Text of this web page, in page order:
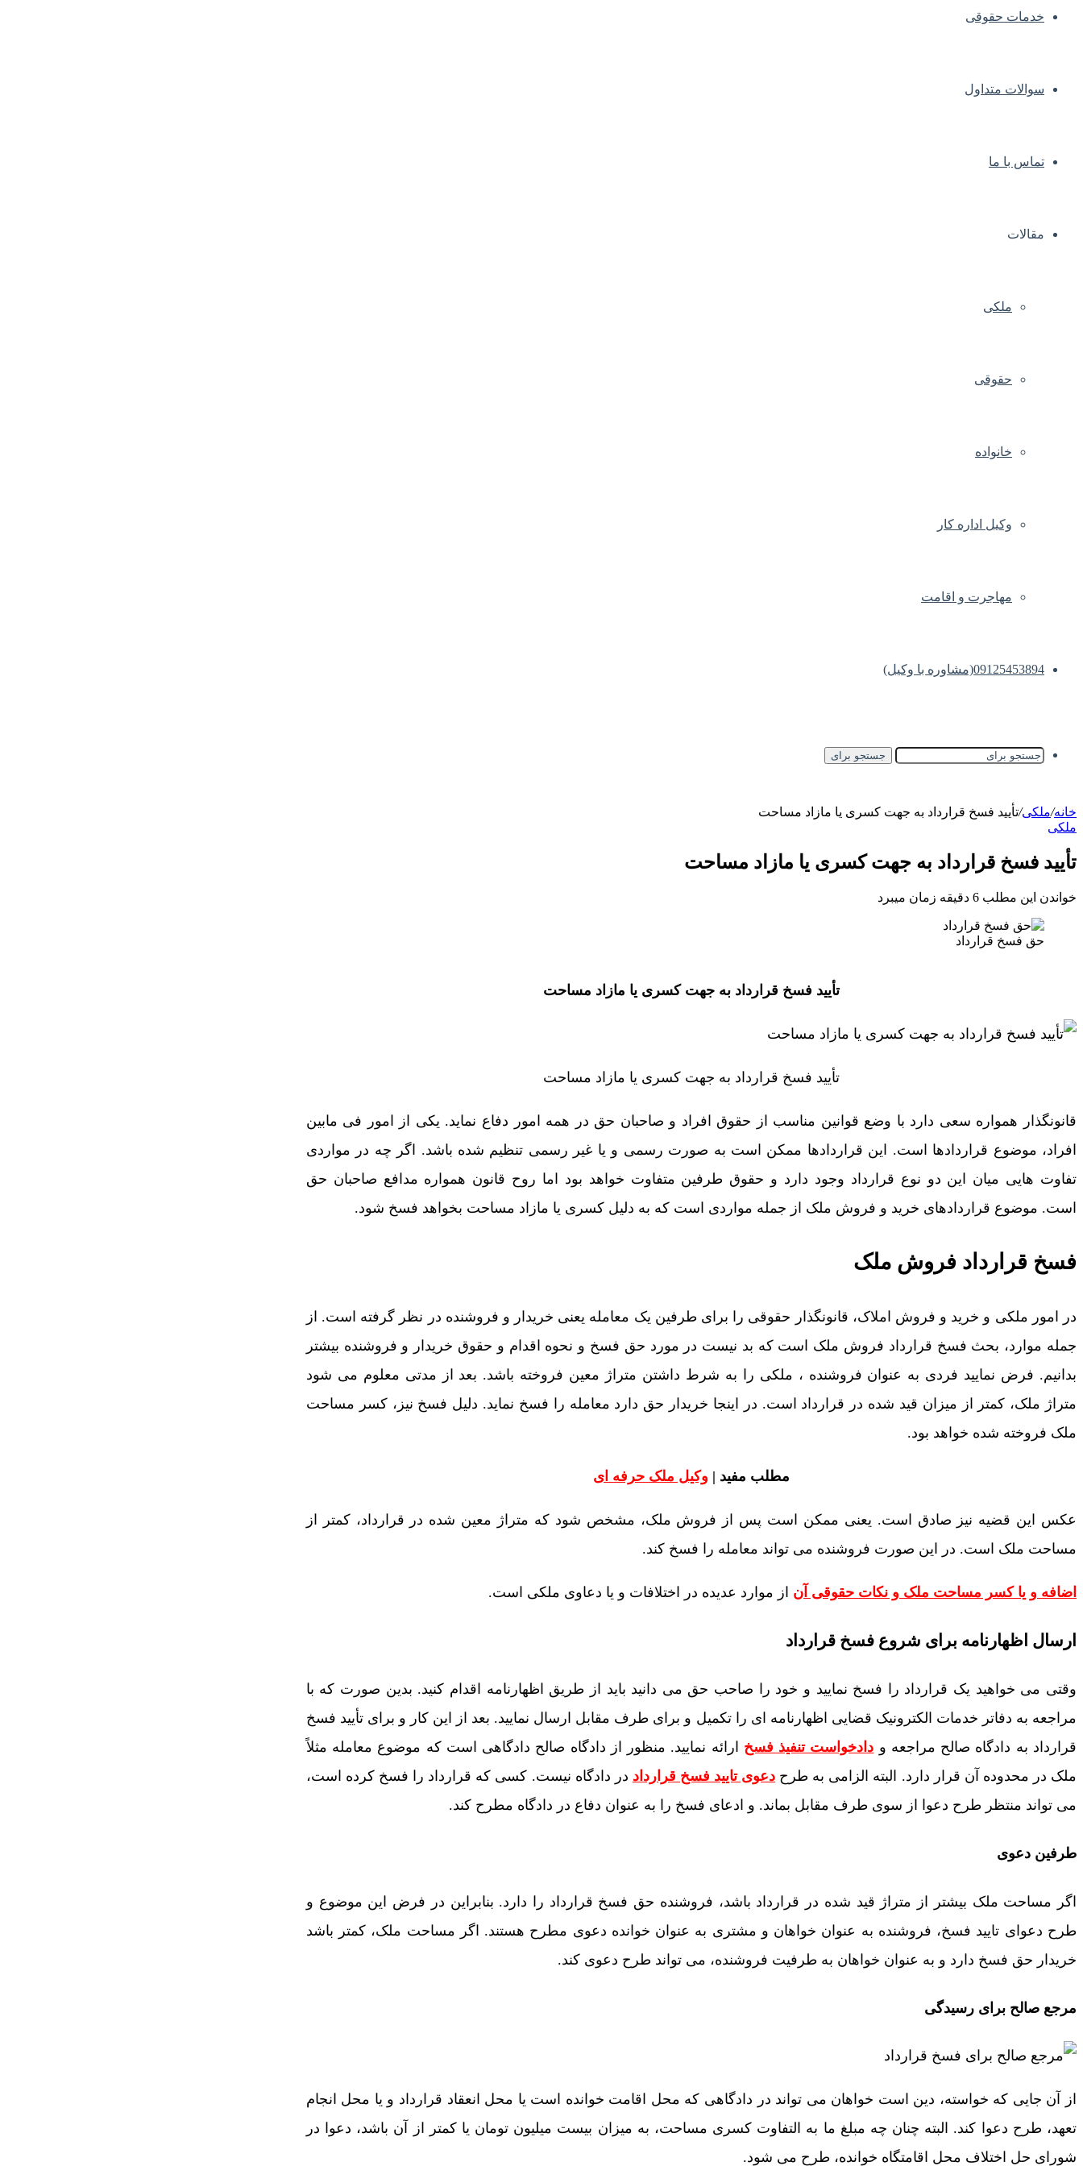
خدمات حقوقی
سوالات متداول
تماس با ما
مقالات
ملکی
حقوقی
خانواده
وکیل اداره کار
مهاجرت و اقامت
09125453894(مشاوره با وکیل)
جستجو برای
خانه/ملکی/تأیید فسخ قرارداد به جهت کسری یا مازاد مساحت
ملکی
تأیید فسخ قرارداد به جهت کسری یا مازاد مساحت
خواندن این مطلب 6 دقیقه زمان میبرد
حق فسخ قرارداد
تأیید فسخ قرارداد به جهت کسری یا مازاد مساحت
تأیید فسخ قرارداد به جهت کسری یا مازاد مساحت
قانونگذار همواره سعی دارد با وضع قوانین مناسب از حقوق افراد و صاحبان حق در همه امور دفاع نماید. یکی از امور فی مابین
افراد، موضوع قراردادها است. این قراردادها ممکن است به صورت رسمی و یا غیر رسمی تنظیم شده باشد. اگر چه در مواردی
تفاوت هایی میان این دو نوع قرارداد وجود دارد و حقوق طرفین متفاوت خواهد بود اما روح قانون همواره مدافع صاحبان حق
است. موضوع قراردادهای خرید و فروش ملک از جمله مواردی است که به دلیل کسری یا مازاد مساحت بخواهد فسخ شود.
فسخ قرارداد فروش ملک
در امور ملکی و خرید و فروش املاک، قانونگذار حقوقی را برای طرفین یک معامله یعنی خریدار و فروشنده در نظر گرفته است. از
جمله موارد، بحث فسخ قرارداد فروش ملک است که بد نیست در مورد حق فسخ و نحوه اقدام و حقوق خریدار و فروشنده بیشتر
بدانیم. فرض نمایید فردی به عنوان فروشنده ، ملکی را به شرط داشتن متراژ معین فروخته باشد. بعد از مدتی معلوم می شود
متراژ ملک، کمتر از میزان قید شده در قرارداد است. در اینجا خریدار حق دارد معامله را فسخ نماید. دلیل فسخ نیز، کسر مساحت
ملک فروخته شده خواهد بود.
مطلب مفید | وکیل ملک حرفه ای
عکس این قضیه نیز صادق است. یعنی ممکن است پس از فروش ملک، مشخص شود که متراژ معین شده در قرارداد، کمتر از
مساحت ملک است. در این صورت فروشنده می تواند معامله را فسخ کند.
اضافه و یا کسر مساحت ملک و نکات حقوقی آن از موارد عدیده در اختلافات و یا دعاوی ملکی است.
ارسال اظهارنامه برای شروع فسخ قرارداد
وقتی می خواهید یک قرارداد را فسخ نمایید و خود را صاحب حق می دانید باید از طریق اظهارنامه اقدام کنید. بدین صورت که با
مراجعه به دفاتر خدمات الکترونیک قضایی اظهارنامه ای را تکمیل و برای طرف مقابل ارسال نمایید. بعد از این کار و برای تأیید فسخ
قرارداد به دادگاه صالح مراجعه و دادخواست تنفیذ فسخ ارائه نمایید. منظور از دادگاه صالح دادگاهی است که موضوع معامله مثلاً
ملک در محدوده آن قرار دارد. البته الزامی به طرح دعوی تایید فسخ قرارداد در دادگاه نیست. کسی که قرارداد را فسخ کرده است،
می تواند منتظر طرح دعوا از سوی طرف مقابل بماند. و ادعای فسخ را به عنوان دفاع در دادگاه مطرح کند.
طرفین دعوی
اگر مساحت ملک بیشتر از متراژ قید شده در قرارداد باشد، فروشنده حق فسخ قرارداد را دارد. بنابراین در فرض این موضوع و
طرح دعوای تایید فسخ، فروشنده به عنوان خواهان و مشتری به عنوان خوانده دعوی مطرح هستند. اگر مساحت ملک، کمتر باشد
خریدار حق فسخ دارد و به عنوان خواهان به طرفیت فروشنده، می تواند طرح دعوی کند.
مرجع صالح برای رسیدگی
از آن جایی که خواسته، دین است خواهان می تواند در دادگاهی که محل اقامت خوانده است یا محل انعقاد قرارداد و یا محل انجام
تعهد، طرح دعوا کند. البته چنان چه مبلغ ما به التفاوت کسری مساحت، به میزان بیست میلیون تومان یا کمتر از آن باشد، دعوا در
شورای حل اختلاف محل اقامتگاه خوانده، طرح می شود.